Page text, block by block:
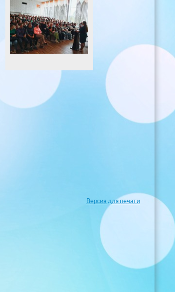
Версия для печати